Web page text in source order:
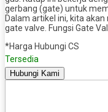
gerbang (gate) untuk
Dalam artikel ini, kita
gate valve. Fungsi Gate
*Harga Hubungi CS
Tersedia
Hubungi Kami